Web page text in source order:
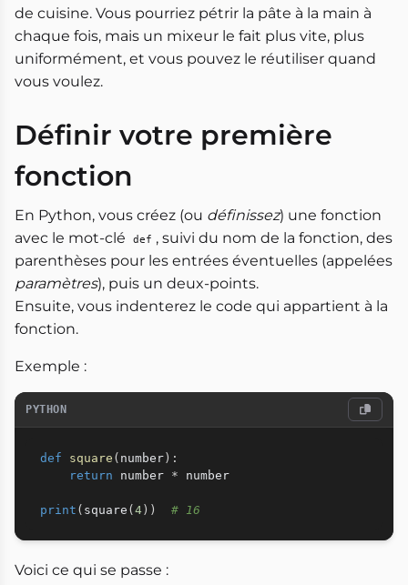
de cuisine. Vous pourriez pétrir la pâte à la main à
chaque fois, mais un mixeur le fait plus vite, plus
uniformément, et vous pouvez le réutiliser quand
vous voulez.
Définir votre première
fonction
En Python, vous créez (ou définissez) une fonction
avec le mot-clé
def , suivi du nom de la fonction, des
parenthèses pour les entrées éventuelles (appelées
paramètres), puis un deux-points.
Ensuite, vous indenterez le code qui appartient à la
fonction.
Exemple :
PYTHON
def square ( number ) :
return number * number
print ( square ( 4 ) ) # 16
Voici ce qui se passe :